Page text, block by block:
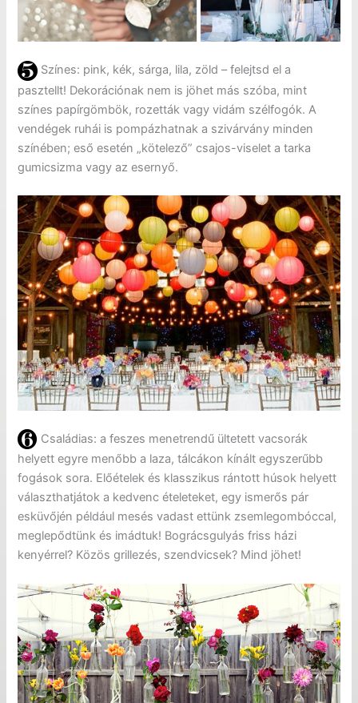
Színes: pink, kék, sárga, lila, zöld – felejtsd el a
pasztellt! Dekorációnak nem is jöhet más szóba, mint
színes papírgömbök, rozetták vagy vidám szélfogók. A
vendégek ruhái is pompázhatnak a szivárvány minden
színében; eső esetén „kötelező” csajos-viselet a tarka
gumicsizma vagy az esernyő.
Családias: a feszes menetrendű ültetett vacsorák
helyett egyre menőbb a laza, tálcákon kínált egyszerűbb
fogások sora. Előételek és klasszikus rántott húsok helyett
választhatjátok a kedvenc ételeteket, egy ismerős pár
esküvőjén például mesés vadast ettünk zsemlegombóccal,
meglepődtünk és imádtuk! Bográcsgulyás friss házi
kenyérrel? Közös grillezés, szendvicsek? Mind jöhet!